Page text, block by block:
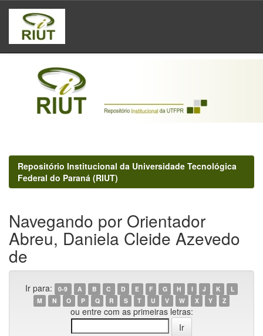
Skip
navigation
Repositório Institucional da Universidade Tecnológica
Federal do Paraná (RIUT)
Navegando por Orientador
Abreu, Daniela Cleide Azevedo
de
Ir para: 0-9 A B C D E F G H I J K
L
M
N O P Q R S T U V W X Y Z
ou entre com as primeiras letras: